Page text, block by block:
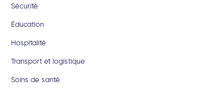
Sécurité
Éducation
Hospitalité
Transport et logistique
Soins de santé